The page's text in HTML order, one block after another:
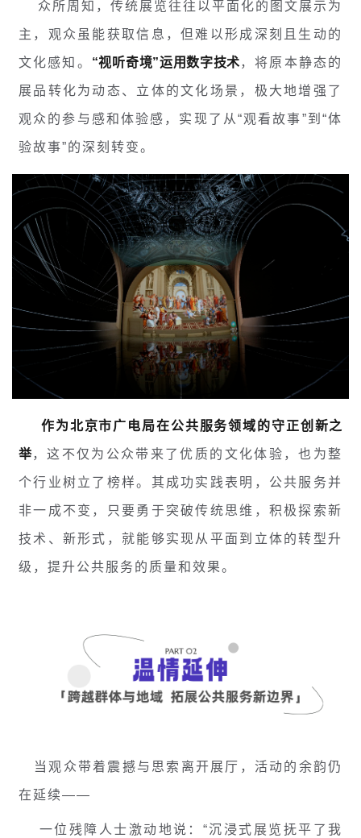
众所周知，传统展览往往以平面化的图文展示为
主，观众虽能获取信息，但难以形成深刻且生动的
文化感知。 “视听奇境”运用数字技术，将原本静态的
展品转化为动态、立体的文化场景，极大地增强了
观众的参与感和体验感，实现了从“观看故事”到“体
验故事”的深刻转变。
作为北京市广电局在公共服务领域的守正创新之
举，这不仅为公众带来了优质的文化体验，也为整
个行业树立了榜样。其成功实践表明，公共服务并
非一成不变，只要勇于突破传统思维，积极探索新
技术、新形式，就能够实现从平面到立体的转型升
级，提升公共服务的质量和效果。
当观众带着震撼与思索离开展厅，活动的余韵仍
在延续——
一位残障人士激动地说：“沉浸式展览抚平了我